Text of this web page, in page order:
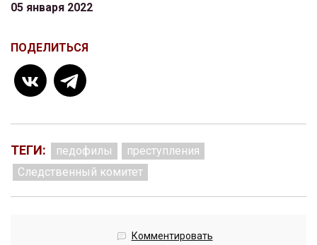
05 января 2022
ПОДЕЛИТЬСЯ
ТЕГИ: педофилы
преступления
Следственный комитет
Комментировать